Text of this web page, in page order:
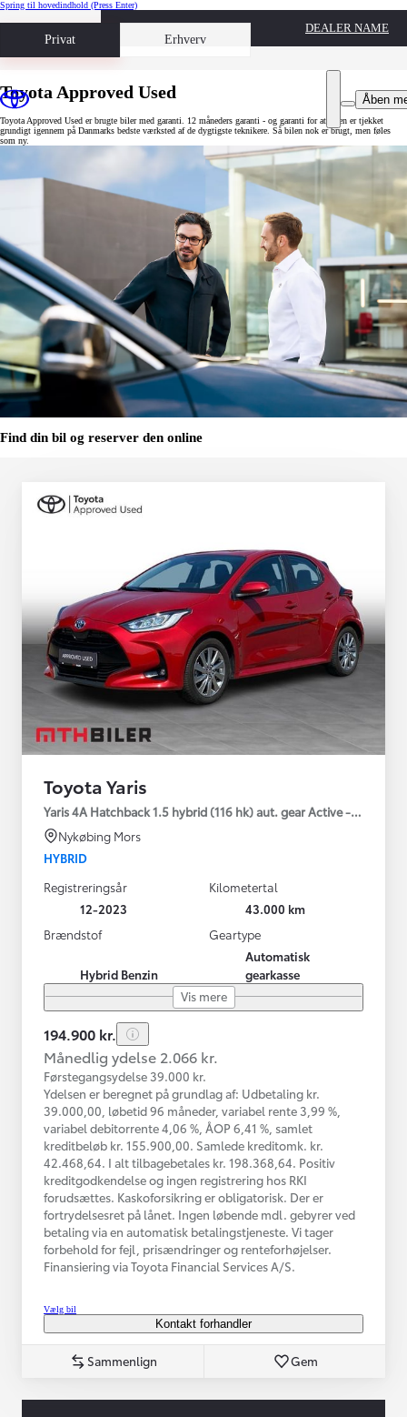
Spring til hovedindhold (Press Enter)
Privat Erhverv
Book prøvetur
DEALER NAME
Åben
Toyota Approved Used
Toyota Approved Used er brugte biler med garanti. 12 måneders garanti - og garanti for at bilen er tjekket
grundigt igennem på Danmarks bedste værksted af de dygtigste teknikere. Så bilen nok er brugt, men føles
som ny.
Find din bil og reserver den online
Toyota Yaris
Yaris 4A Hatchback 1.5 hybrid (116 hk) aut. gear Active -
Nykøbing Mors
HYBRID
Registreringsår
12-2023
Kilometertal
43.000 km
Brændstof
Hybrid Benzin
Geartype
Automatisk
gearkasse
Vis mere
194.900 kr.
Månedlig ydelse 2.066 kr.
Førstegangsydelse 39.000 kr.
Ydelsen er beregnet på grundlag af: Udbetaling kr.
39.000,00, løbetid 96 måneder, variabel rente 3,99 %,
variabel debitorrente 4,06 %, ÅOP 6,41 %, samlet
kreditbeløb kr. 155.900,00. Samlede kreditomk. kr.
42.468,64. I alt tilbagebetales kr. 198.368,64. Positiv
kreditgodkendelse og ingen registrering hos RKI
forudsættes. Kaskoforsikring er obligatorisk. Der er
fortrydelsesret på lånet. Ingen løbende mdl. gebyrer ved
betaling via en automatisk betalingstjeneste. Vi tager
forbehold for fejl, prisændringer og renteforhøjelser.
Finansiering via Toyota Financial Services A/S.
Vælg bil
Kontakt forhandler
Sammenlign Gem